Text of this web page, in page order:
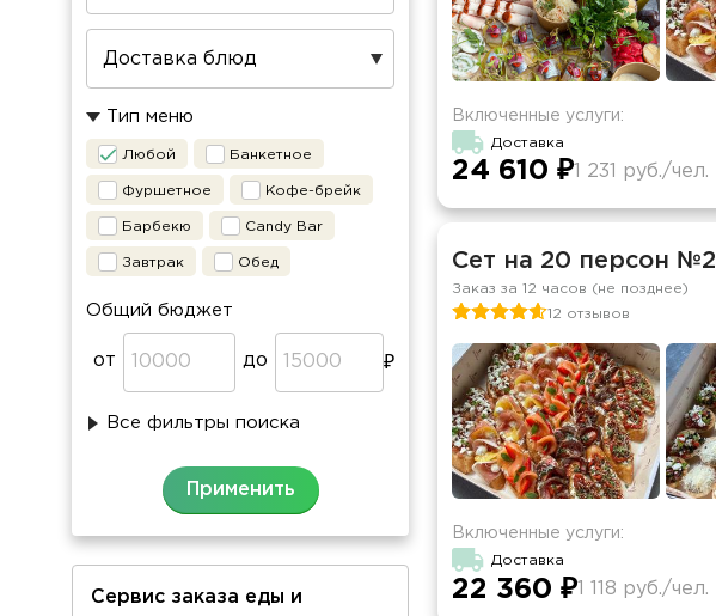
Тип меню
Любой Банкетное
Фуршетное Кофе-брейк
Барбекю Candy Bar
Завтрак Обед
Общий бюджет
от до
Все фильтры поиска
Сервис заказа еды и
Включенные услуги:
Доставка
24 610 ₽1 231 руб./чел.
Сет на 20 персон №2
Заказ за 12 часов (не позднее)
12 отзывов
Включенные услуги:
Доставка
22 360 ₽ 1 118 руб./чел.